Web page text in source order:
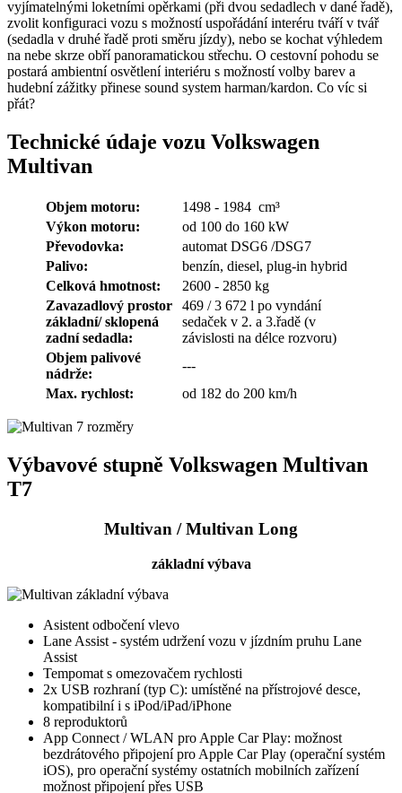
vyjímatelnými loketními opěrkami (při dvou sedadlech v dané řadě),
zvolit konfiguraci vozu s možností uspořádání interéru tváří v tvář
(sedadla v druhé řadě proti směru jízdy), nebo se kochat výhledem
na nebe skrze obří panoramatickou střechu. O cestovní pohodu se
postará ambientní osvětlení interiéru s možností volby barev a
hudební zážitky přinese sound system harman/kardon. Co víc si
přát?
Technické údaje vozu Volkswagen
Multivan
Objem motoru:
1498 - 1984 cm³
Výkon motoru:
od 100 do 160 kW
Převodovka:
automat DSG6 /DSG7
Palivo:
benzín, diesel, plug-in hybrid
Celková hmotnost:
2600 - 2850 kg
Zavazadlový prostor
základní/ sklopená
zadní sedadla:
469 / 3 672 l po vyndání
sedaček v 2. a 3.řadě (v
závislosti na délce rozvoru)
Objem palivové
nádrže:
---
Max. rychlost:
od 182 do 200 km/h
Výbavové stupně Volkswagen Multivan
T7
Multivan / Multivan Long
základní výbava
Asistent odbočení vlevo
Lane Assist - systém udržení vozu v jízdním pruhu Lane
Assist
Tempomat s omezovačem rychlosti
2x USB rozhraní (typ C): umístěné na přístrojové desce,
kompatibilní i s iPod/iPad/iPhone
8 reproduktorů
App Connect / WLAN pro Apple Car Play: možnost
bezdrátového připojení pro Apple Car Play (operační systém
iOS), pro operační systémy ostatních mobilních zařízení
možnost připojení přes USB